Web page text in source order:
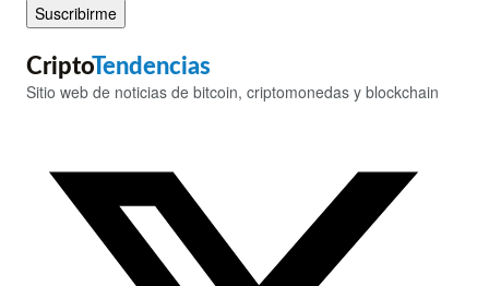
Suscribirme
CriptoTendencias
Sitio web de noticias de bitcoin, criptomonedas y blockchain